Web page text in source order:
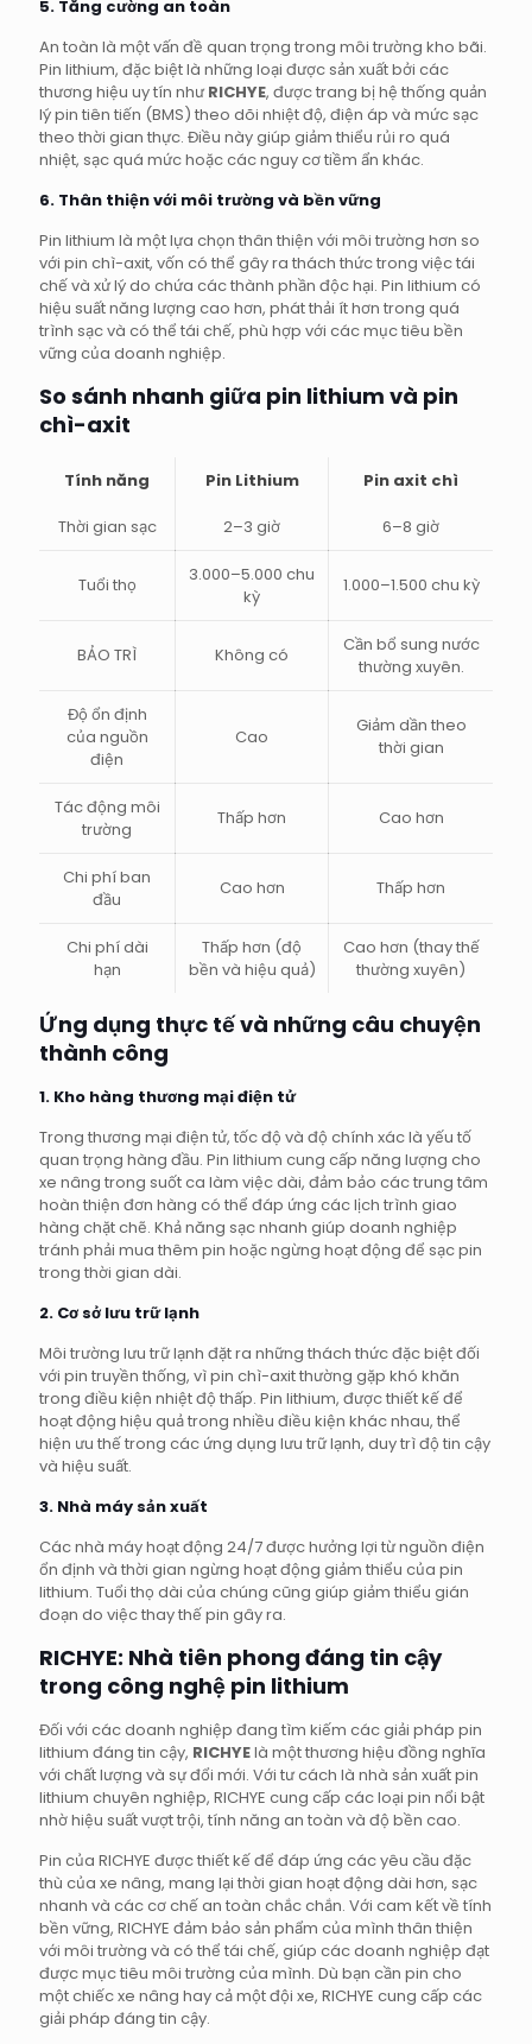
5. Tăng cường an toàn
An toàn là một vấn đề quan trọng trong môi trường kho bãi.
Pin lithium, đặc biệt là những loại được sản xuất bởi các
thương hiệu uy tín như RICHYE, được trang bị hệ thống quản
lý pin tiên tiến (BMS) theo dõi nhiệt độ, điện áp và mức sạc
theo thời gian thực. Điều này giúp giảm thiểu rủi ro quá
nhiệt, sạc quá mức hoặc các nguy cơ tiềm ẩn khác.
6. Thân thiện với môi trường và bền vững
Pin lithium là một lựa chọn thân thiện với môi trường hơn so
với pin chì-axit, vốn có thể gây ra thách thức trong việc tái
chế và xử lý do chứa các thành phần độc hại. Pin lithium có
hiệu suất năng lượng cao hơn, phát thải ít hơn trong quá
trình sạc và có thể tái chế, phù hợp với các mục tiêu bền
vững của doanh nghiệp.
So sánh nhanh giữa pin lithium và pin
chì-axit
Tính năng Pin Lithium Pin axit chì
Thời gian sạc 2–3 giờ 6–8 giờ
Tuổi thọ
3.000–5.000 chu
kỳ
1.000–1.500 chu kỳ
BẢO TRÌ Không có
Cần bổ sung nước
thường xuyên.
Độ ổn định
của nguồn
điện
Cao
Giảm dần theo
thời gian
Tác động môi
trường
Thấp hơn Cao hơn
Chi phí ban
đầu
Cao hơn Thấp hơn
Chi phí dài
hạn
Thấp hơn (độ
bền và hiệu quả)
Cao hơn (thay thế
thường xuyên)
Ứng dụng thực tế và những câu chuyện
thành công
1. Kho hàng thương mại điện tử
Trong thương mại điện tử, tốc độ và độ chính xác là yếu tố
quan trọng hàng đầu. Pin lithium cung cấp năng lượng cho
xe nâng trong suốt ca làm việc dài, đảm bảo các trung tâm
hoàn thiện đơn hàng có thể đáp ứng các lịch trình giao
hàng chặt chẽ. Khả năng sạc nhanh giúp doanh nghiệp
tránh phải mua thêm pin hoặc ngừng hoạt động để sạc pin
trong thời gian dài.
2. Cơ sở lưu trữ lạnh
Môi trường lưu trữ lạnh đặt ra những thách thức đặc biệt đối
với pin truyền thống, vì pin chì-axit thường gặp khó khăn
trong điều kiện nhiệt độ thấp. Pin lithium, được thiết kế để
hoạt động hiệu quả trong nhiều điều kiện khác nhau, thể
hiện ưu thế trong các ứng dụng lưu trữ lạnh, duy trì độ tin cậy
và hiệu suất.
3. Nhà máy sản xuất
Các nhà máy hoạt động 24/7 được hưởng lợi từ nguồn điện
ổn định và thời gian ngừng hoạt động giảm thiểu của pin
lithium. Tuổi thọ dài của chúng cũng giúp giảm thiểu gián
đoạn do việc thay thế pin gây ra.
RICHYE: Nhà tiên phong đáng tin cậy
trong công nghệ pin lithium
Đối với các doanh nghiệp đang tìm kiếm các giải pháp pin
lithium đáng tin cậy, RICHYElà một thương hiệu đồng nghĩa
với chất lượng và sự đổi mới. Với tư cách là nhà sản xuất pin
lithium chuyên nghiệp, RICHYE cung cấp các loại pin nổi bật
nhờ hiệu suất vượt trội, tính năng an toàn và độ bền cao.
Pin của RICHYE được thiết kế để đáp ứng các yêu cầu đặc
thù của xe nâng, mang lại thời gian hoạt động dài hơn, sạc
nhanh và các cơ chế an toàn chắc chắn. Với cam kết về tính
bền vững, RICHYE đảm bảo sản phẩm của mình thân thiện
với môi trường và có thể tái chế, giúp các doanh nghiệp đạt
được mục tiêu môi trường của mình. Dù bạn cần pin cho
một chiếc xe nâng hay cả một đội xe, RICHYE cung cấp các
giải pháp đáng tin cậy.